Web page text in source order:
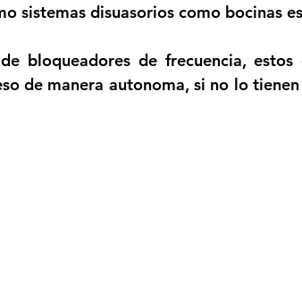
sistemas disuasorios como bocinas
bloqueadores de frecuencia,
de manera autonoma, si no lo